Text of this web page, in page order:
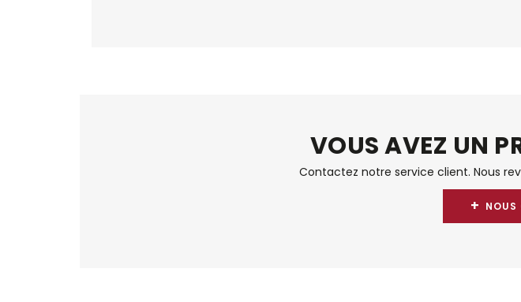
VOUS AVEZ UN
Contactez notre service client. Nous
+ NOUS